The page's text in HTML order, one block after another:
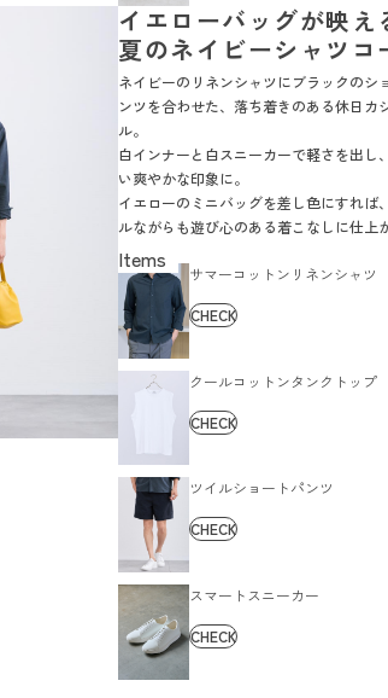
イエローバッグが映え
夏のネイビーシャツコ
ネイビーのリネンシャツにブラックのシ
ンツを合わせた、落ち着きのある休日カ
ル。
白インナーと白スニーカーで軽さを出し
い爽やかな印象に。
イエローのミニバッグを差し色にすれば
ルながらも遊び心のある着こなしに仕上
す。
サマーコットンリネンシャツ
CHECK
クールコットンタンクトップ
CHECK
ツイルショートパンツ
CHECK
スマートスニーカー
CHECK